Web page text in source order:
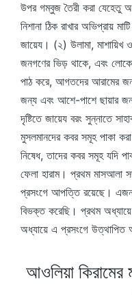
উপর গম্বুজ তৈরী করা যেহেতু
নিশানা ঠিক রাখার অভিপ্রায়
জায়েয। (২) উলামা, মাশায়িখ
জনগণের ভিড় থাকে, এবং
পাঠ করে, আগতদের আরামের
জন্য এবং আশে-পাশে ছায়ার
দৃষ্টিতে জায়েয বরং সুন্নাতে
মুসলমানদের কবর সমূহ পাকা
নিষেধ, তাদের কবর সমূহ যদি
ফেলা হারাম। প্রথম মাসআলা
প্রসংগে আপত্তি রয়েছে।
বিভক্ত করেছি। প্রথম
অধ্যায়ে এ প্রসংগে উত্থাপিত
আওলিয়া কিরামের